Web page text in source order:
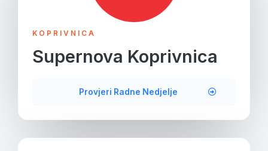
KOPRIVNICA
Supernova Koprivnica
Provjeri Radne Nedjelje